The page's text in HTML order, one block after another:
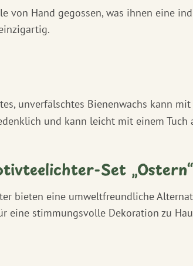
von Hand gegossen, was ihnen eine
unverfälschtes Bienenwachs kann
und kann leicht mit einem
Set
bieten eine umweltfreundliche
eine stimmungsvolle Dekoration zu